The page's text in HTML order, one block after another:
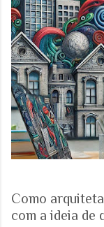
Como
com a ideia de